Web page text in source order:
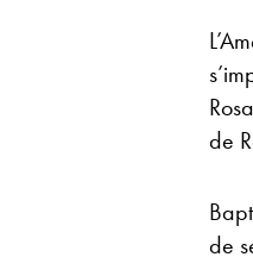
de
de